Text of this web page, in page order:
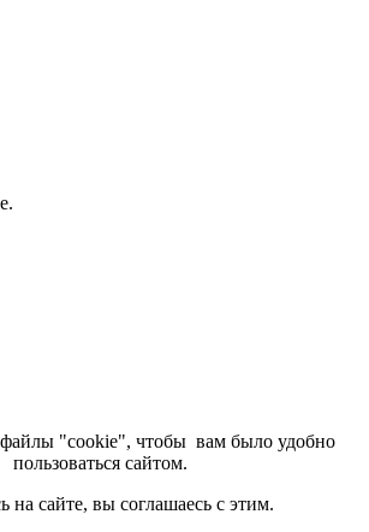
"cookie", чтобы вам было удобно
пользоваться сайтом.
на сайте, вы соглашаесь с этим.